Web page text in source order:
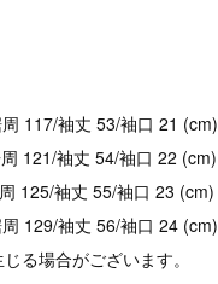
117/袖丈 53/袖口 21 (cm)
121/袖丈 54/袖口 22 (cm)
125/袖丈 55/袖口 23 (cm)
129/袖丈 56/袖口 24 (cm)
る場合がございます。